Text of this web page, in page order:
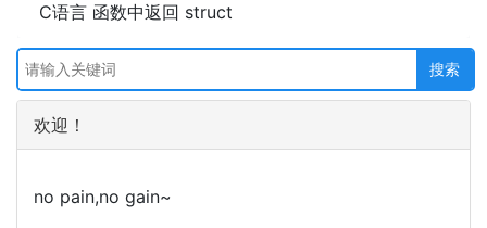
C语言 函数中返回 struct
欢迎！
no pain,no gain~